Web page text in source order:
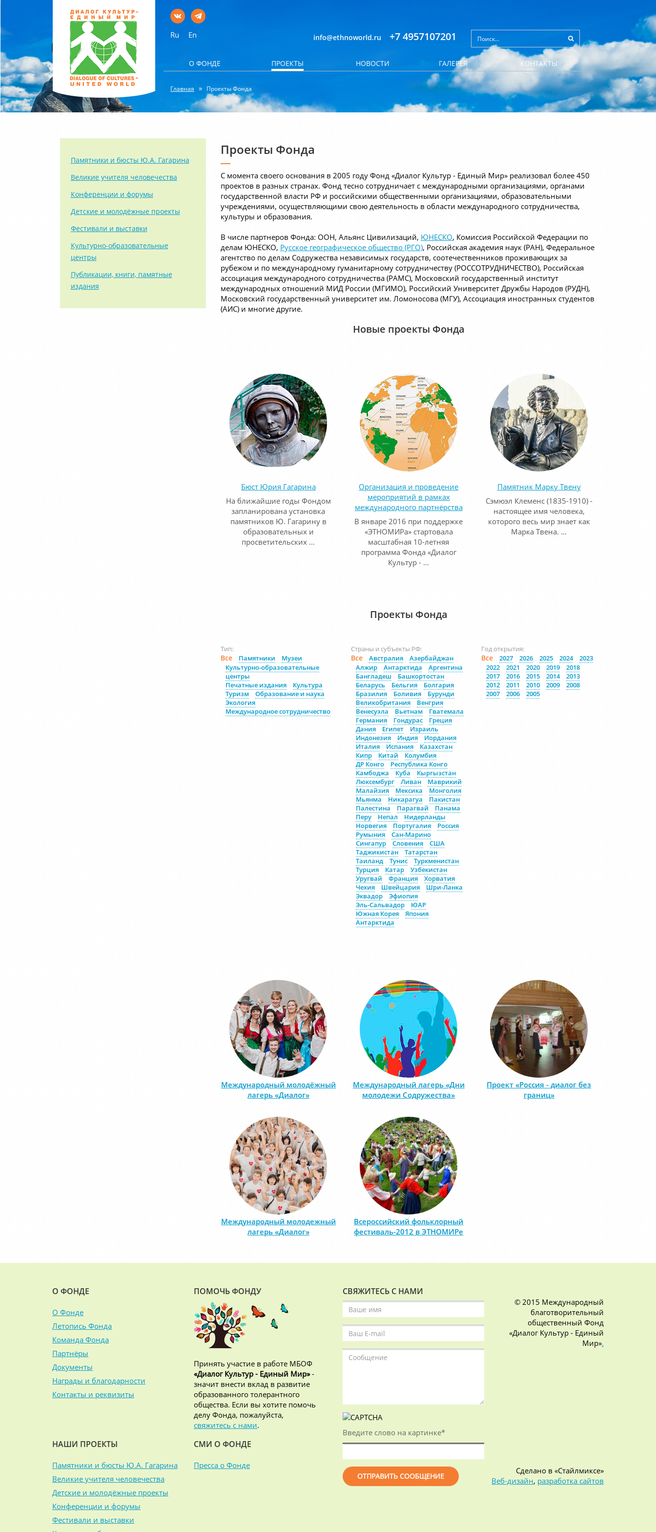
Ru En info@ethnoworld.ru +7 4957107201
О ФОНДЕ ПРОЕКТЫ НОВОСТИ ГАЛЕРЕЯ КОНТАКТЫ
Главная Проекты Фонда
Проекты Фонда
С момента своего основания в 2005 году Фонд «Диалог Культур - Единый Мир» реализовал более 450
проектов в разных странах. Фонд тесно сотрудничает с международными организациями, органами
государственной власти РФ и российскими общественными организациями, образовательными
учреждениями, осуществляющими свою деятельность в области международного сотрудничества,
культуры и образования.
В числе партнеров Фонда: ООН, Альянс Цивилизаций, ЮНЕСКО, Комиссия Российской Федерации по
делам ЮНЕСКО, Русское географическое общество (РГО), Российская академия наук (РАН), Федеральное
агентство по делам Содружества независимых государств, соотечественников проживающих за
рубежом и по международному гуманитарному сотрудничеству (РОССОТРУДНИЧЕСТВО), Российская
ассоциация международного сотрудничества (РАМС), Московский государственный институт
международных отношений МИД России (МГИМО), Российский Университет Дружбы Народов (РУДН),
Московский государственный университет им. Ломоносова (МГУ), Ассоциация иностранных студентов
(АИС) и многие другие.
Новые проекты Фонда
Бюст Юрия Гагарина
На ближайшие годы Фондом
запланирована установка
памятников Ю. Гагарину в
образовательных и
просветительских …
Организация и проведение
мероприятий в рамках
международного партнёрства
В январе 2016 при поддержке
«ЭТНОМИРа» стартовала
масштабная 10-летняя
программа Фонда «Диалог
Культур - …
Памятник Марку Твену
Сэмюэл Клеменс (1835-1910) -
настоящее имя человека,
которого весь мир знает как
Марка Твена. …
Проекты Фонда
Тип:
Все Памятники
Музеи
Культурно-образовательные
центры
Печатные издания
Культура
Туризм
Образование и наука
Экология
Международное сотрудничество
Страны и субъекты РФ:
Все Австралия
Азербайджан
Алжир
Антарктида
Аргентина
Бангладеш
Башкортостан
Беларусь
Бельгия
Болгария
Бразилия
Боливия
Бурунди
Великобритания
Венгрия
Венесуэла
Вьетнам
Гватемала
Германия
Гондурас
Греция
Дания
Египет
Израиль
Индонезия
Индия
Иордания
Италия
Испания
Казахстан
Кипр
Китай
Колумбия
ДР Конго
Республика Конго
Камбоджа
Куба
Кыргызстан
Люксембург
Ливан
Маврикий
Малайзия
Мексика
Монголия
Мьянма
Никарагуа
Пакистан
Палестина
Парагвай
Панама
Перу
Непал
Нидерланды
Норвегия
Португалия
Россия
Румыния
Сан-Марино
Сингапур
Словения
США
Таджикистан
Татарстан
Таиланд
Тунис
Туркменистан
Турция
Катар
Узбекистан
Уругвай
Франция
Хорватия
Чехия
Швейцария
Шри-Ланка
Эквадор
Эфиопия
Эль-Сальвадор
ЮАР
Южная Корея
Япония
Антарктида
Год открытия:
Все 2027 2026 2025 2024
2023
2022
2021 2020 2019
2018
2017
2016 2015 2014
2013
2012
2011 2010 2009
2008
2007
2006 2005
Международный молодёжный
лагерь «Диалог»
Международный лагерь «Дни
молодежи Содружества»
Проект «Россия - диалог без
границ»
Международный молодежный
лагерь «Диалог»
Всероссийский фольклорный
фестиваль-2012 в ЭТНОМИРе
Памятники и бюсты Ю.А. Гагарина
Великие учителя человечества
Конференции и форумы
Детские и молодёжные проекты
Фестивали и выставки
Культурно-образовательные
центры
Публикации, книги, памятные
издания
О ФОНДЕ
О Фонде
Летопись Фонда
Команда Фонда
Партнёры
Документы
Награды и благодарности
Контакты и реквизиты
ПОМОЧЬ ФОНДУ
Принять участие в работе МБОФ
«Диалог Культур - Единый Мир»-
значит внести вклад в развитие
образованного толерантного
общества. Если вы хотите помочь
делу Фонда, пожалуйста,
свяжитесь с нами.
НАШИ ПРОЕКТЫ
Памятники и бюсты Ю.А. Гагарина
Великие учителя человечества
Детские и молодёжные проекты
Конференции и форумы
Фестивали и выставки
СМИ О ФОНДЕ
Пресса о Фонде
СВЯЖИТЕСЬ С НАМИ
Введите слово на картинке*
© 2015 Международный
благотворительный
общественный Фонд
«Диалог Культур - Единый
Мир».
Сделано в «Стайлмиксе»
Веб-дизайн, разработка сайтов